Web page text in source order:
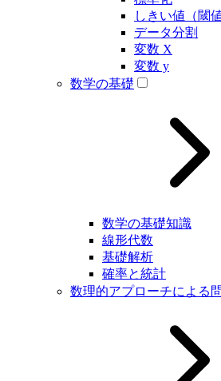
しきい値（閾値
データ分割
変数 X
変数 y
数学の基礎
数学の基礎知識
線形代数
基礎解析
確率と統計
数理的アプローチによる